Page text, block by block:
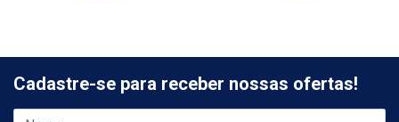
Cadastre-se para receber nossas ofertas!